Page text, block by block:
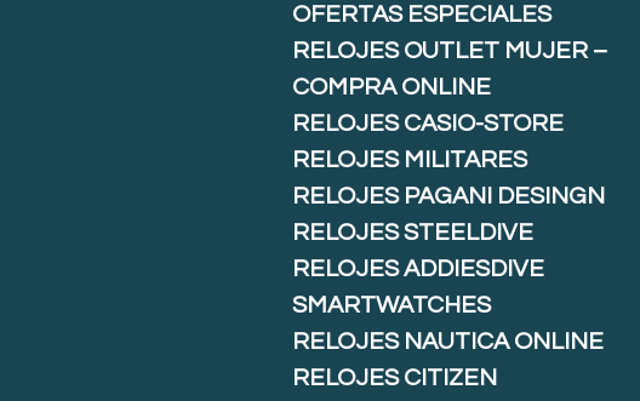
OFERTAS ESPECIALES
RELOJES OUTLET MUJER –
COMPRA ONLINE
RELOJES CASIO-STORE
RELOJES MILITARES
RELOJES PAGANI DESINGN
RELOJES STEELDIVE
RELOJES ADDIESDIVE
SMARTWATCHES
RELOJES NAUTICA ONLINE
RELOJES CITIZEN